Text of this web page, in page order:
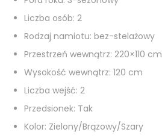
Liczba osób: 2
Rodzaj namiotu: bez-stelażowy
Przestrzeń wewnątrz: 220×110 cm
Wysokość wewnątrz: 120 cm
Liczba wejść: 2
Przedsionek: Tak
Kolor: Zielony/Brązowy/Szary